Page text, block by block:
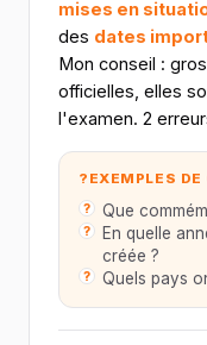
mises en
des dates
Mon conseil :
officielles, elles
l'examen. 2
? EXEMPLES
Que
En quelle
créée ?
Quels pays